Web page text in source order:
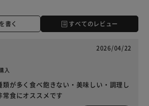
書く すべてのレビュー
2026/04/22
入
類が多く食べ飽きない・美味しい・調理し
食にオススメです